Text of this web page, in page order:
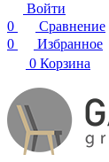
Войти
0
Сравнение
0
Избранное
0 Корзина